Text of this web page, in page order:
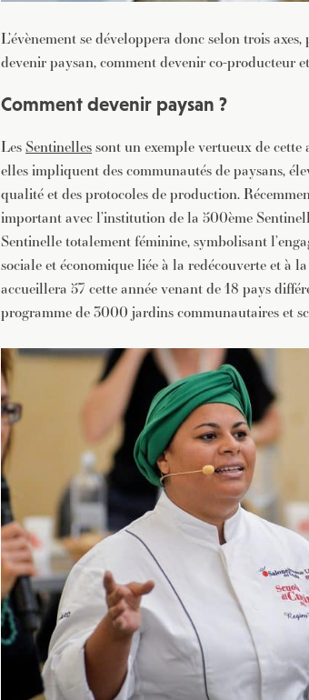
L’évènement se développera donc selon trois
devenir paysan, comment devenir co-producteur
Comment devenir paysan ?
LesSentinellessont un exemple vertueux de
elles impliquent des communautés de paysans,
qualité et des protocoles de production.
important avec l’institution de la 500ème
Sentinelle totalement féminine, symbolisant
sociale et économique liée à la redécouverte et à
accueillera 57 cette année venant de 18 pays
programme de 3000 jardins communautaires et